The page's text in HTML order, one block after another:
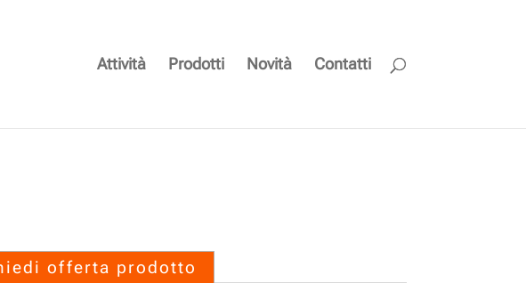
Attività Prodotti Novità Contatti
offerta prodotto